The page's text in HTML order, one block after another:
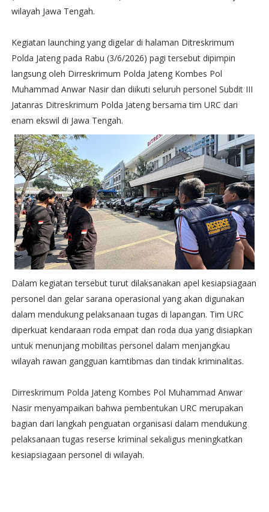
wilayah Jawa Tengah.
Kegiatan launching yang digelar di halaman Ditreskrimum
Polda Jateng pada Rabu (3/6/2026) pagi tersebut dipimpin
langsung oleh Dirreskrimum Polda Jateng Kombes Pol
Muhammad Anwar Nasir dan diikuti seluruh personel Subdit III
Jatanras Ditreskrimum Polda Jateng bersama tim URC dari
enam ekswil di Jawa Tengah.
Dalam kegiatan tersebut turut dilaksanakan apel kesiapsiagaan
personel dan gelar sarana operasional yang akan digunakan
dalam mendukung pelaksanaan tugas di lapangan. Tim URC
diperkuat kendaraan roda empat dan roda dua yang disiapkan
untuk menunjang mobilitas personel dalam menjangkau
wilayah rawan gangguan kamtibmas dan tindak kriminalitas.
Dirreskrimum Polda Jateng Kombes Pol Muhammad Anwar
Nasir menyampaikan bahwa pembentukan URC merupakan
bagian dari langkah penguatan organisasi dalam mendukung
pelaksanaan tugas reserse kriminal sekaligus meningkatkan
kesiapsiagaan personel di wilayah.